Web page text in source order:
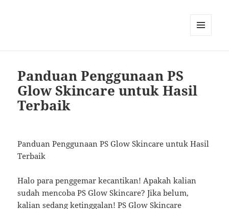
Panduan Penggunaan PS
Glow Skincare untuk Hasil
Terbaik
Panduan Penggunaan PS Glow Skincare untuk Hasil
Terbaik
Halo para penggemar kecantikan! Apakah kalian
sudah mencoba PS Glow Skincare? Jika belum,
kalian sedang ketinggalan! PS Glow Skincare